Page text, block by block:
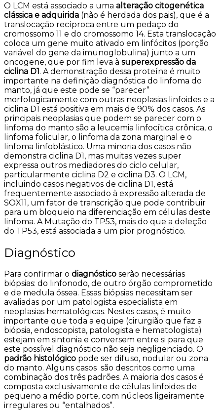
O LCM está associado a uma alteração citogenética
clássica e adquirida (não é herdada dos pais), que é a
translocação recíproca entre um pedaço do
cromossomo 11 e do cromossomo 14. Esta translocação
coloca um gene muito ativado em linfócitos (porção
variável do gene da imunoglobulina) junto a um
oncogene, que por fim leva à superexpressão da
ciclina D1. A demonstração dessa proteína é muito
importante na definição diagnóstica do linfoma do
manto, já que este pode se “parecer”
morfologicamente com outras neoplasias linfoides e a
ciclina D1 está positiva em mais de 90% dos casos. As
principais neoplasias que podem se parecer com o
linfoma do manto são a leucemia linfocítica crônica, o
linfoma folicular, o linfoma da zona marginal e o
linfoma linfoblástico. Uma minoria dos casos não
demonstra ciclina D1, mas muitas vezes super
expressa outros mediadores do ciclo celular,
particularmente ciclina D2 e ciclina D3. O LCM,
incluindo casos negativos de ciclina D1, está
frequentemente associado à expressão alterada de
SOX11, um fator de transcrição que pode contribuir
para um bloqueio na diferenciação em células deste
linfoma. A Mutação do TP53, mais do que a deleção
do TP53, está associada a um pior prognóstico.
Diagnóstico
Para confirmar o diagnóstico serão necessárias
biópsias: do linfonodo, de outro órgão comprometido
e de medula óssea. Essas biópsias necessitam ser
avaliadas por um patologista especialista em
neoplasias hematológicas. Nestes casos, é muito
importante que toda a equipe (cirurgião que faz a
biópsia, endoscopista, patologista e hematologista)
estejam em sintonia e conversem entre si para que
este possível diagnóstico não seja negligenciado. O
padrão histológico pode ser difuso, nodular ou zona
do manto. Alguns casos são descritos como uma
combinação dos três padrões. A maioria dos casos é
composta exclusivamente de células linfoides de
pequeno a médio porte, com núcleos ligeiramente
irregulares ou “entalhados”.